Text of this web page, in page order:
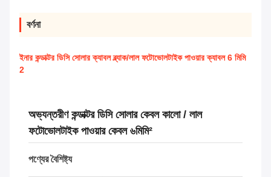
বর্ণনা
ইনার কন্ডাক্টর ডিসি সোলার ক্যাবল ব্ল্যাক/লাল ফটোভোলটাইক পাওয়ার ক্যাবল 6 মিমি
2
অভ্যন্তরীণ কন্ডাক্টর ডিসি সোলার কেবল কালো / লাল
ফটোভোলটাইক পাওয়ার কেবল ৬মিমি²
পণ্যের বৈশিষ্ট্য